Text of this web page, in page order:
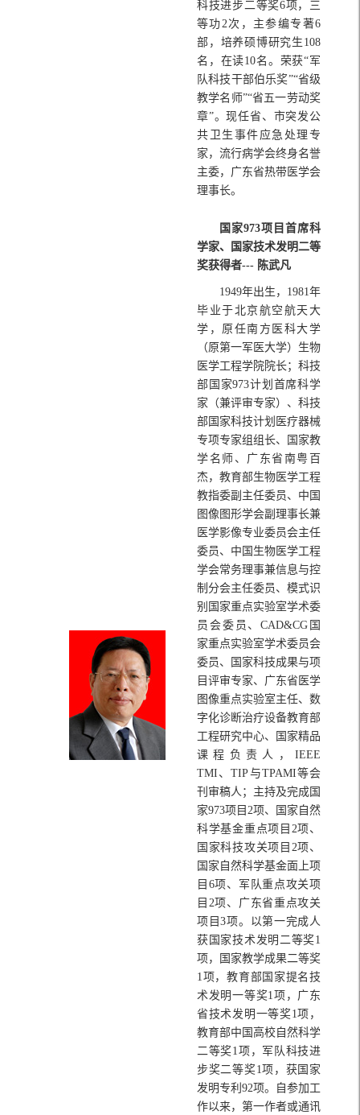
科技进步二等奖6项，三
等功2次，主参编专著6
部，培养硕博研究生108
名，在读10名。荣获“军
队科技干部伯乐奖”“省级
教学名师”“省五一劳动奖
章”。现任省、市突发公
共卫生事件应急处理专
家，流行病学会终身名誉
主委，广东省热带医学会
理事长。
国家973项目首席科
学家、国家技术发明二等
奖获得者--- 陈武凡
1949年出生，1981年
毕业于北京航空航天大
学，原任南方医科大学
（原第一军医大学）生物
医学工程学院院长；科技
部国家973计划首席科学
家（兼评审专家）、科技
部国家科技计划医疗器械
专项专家组组长、国家教
学名师、广东省南粤百
杰，教育部生物医学工程
教指委副主任委员、中国
图像图形学会副理事长兼
医学影像专业委员会主任
委员、中国生物医学工程
学会常务理事兼信息与控
制分会主任委员、模式识
别国家重点实验室学术委
员会委员、CAD&CG国
家重点实验室学术委员会
委员、国家科技成果与项
目评审专家、广东省医学
图像重点实验室主任、数
字化诊断治疗设备教育部
工程研究中心、国家精品
课程负责人，IEEE
TMI、TIP与TPAMI等会
刊审稿人；主持及完成国
家973项目2项、国家自然
科学基金重点项目2项、
国家科技攻关项目2项、
国家自然科学基金面上项
目6项、军队重点攻关项
目2项、广东省重点攻关
项目3项。以第一完成人
获国家技术发明二等奖1
项，国家教学成果二等奖
1项，教育部国家提名技
术发明一等奖1项，广东
省技术发明一等奖1项，
教育部中国高校自然科学
二等奖1项，军队科技进
步奖二等奖1项，获国家
发明专利92项。自参加工
作以来，第一作者或通讯